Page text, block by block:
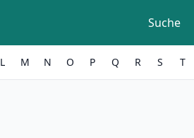
Suche
L M N O P Q R S T